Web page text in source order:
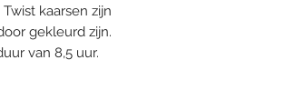
kaarsen zijn
gekleurd zijn.
van 8,5 uur.